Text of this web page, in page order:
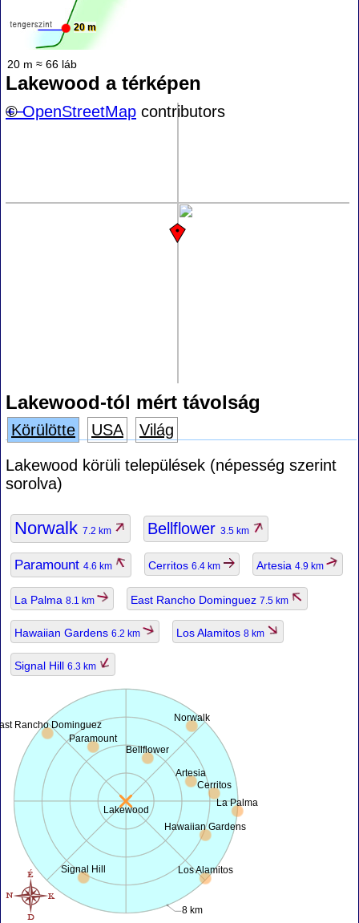
20 m
20 m ≈ 66 láb
Lakewood a térképen
+−
©OpenStreetMap contributors
Lakewood-tól mért távolság
Körülötte USA
Világ
Lakewood körüli települések (népesség szerint
sorolva)
Norwalk 7.2 km Bellflower 3.5 km
Paramount 4.6 km Cerritos 6.4 km Artesia 4.9 km
La Palma 8.1 km East Rancho Dominguez 7.5 km
Hawaiian Gardens 6.2 km Los Alamitos 8 km
Signal Hill 6.3 km
Lakewood
8 km
Norwalk
Bellflower
Paramount
Cerritos
Artesia
La Palma
Rancho Dominguez
Hawaiian Gardens
Los Alamitos
Signal Hill